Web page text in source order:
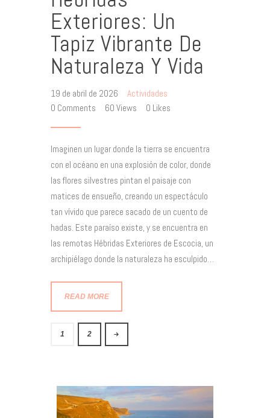
Exteriores: Un
Tapiz Vibrante De
Naturaleza Y Vida
19 de abril de 2026
Actividades
0 Comments 60 Views 0 Likes
Imaginen un lugar donde la tierra se encuentra
con el océano en una explosión de color, donde
las flores silvestres pintan el paisaje con
matices de ensueño, creando un espectáculo
tan vívido que parece sacado de un cuento de
hadas. Este paraíso existe, y se encuentra en
las remotas Hébridas Exteriores de Escocia, un
archipiélago donde la naturaleza ha esculpido…
READ MORE
1 2